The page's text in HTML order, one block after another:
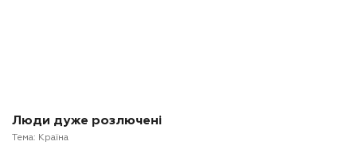
Люди дуже розлючені
Тема: Країна